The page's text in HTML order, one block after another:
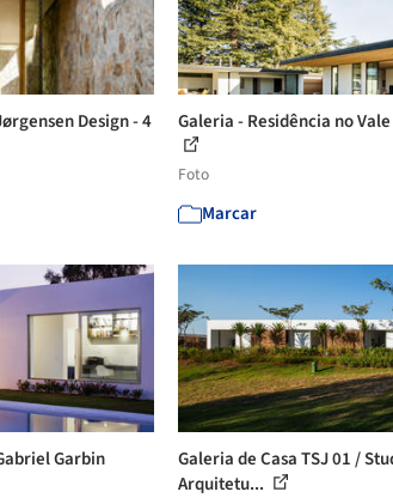
Design - 4 Galeria - Residência no
Foto
Marcar
Garbin
Galeria de Casa TSJ 01 /
Arquitetu...